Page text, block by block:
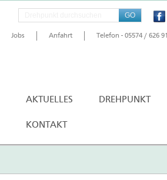
Jobs Anfahrt Telefon - 05574 / 626 91
AKTUELLES DREHPUNKT
KONTAKT